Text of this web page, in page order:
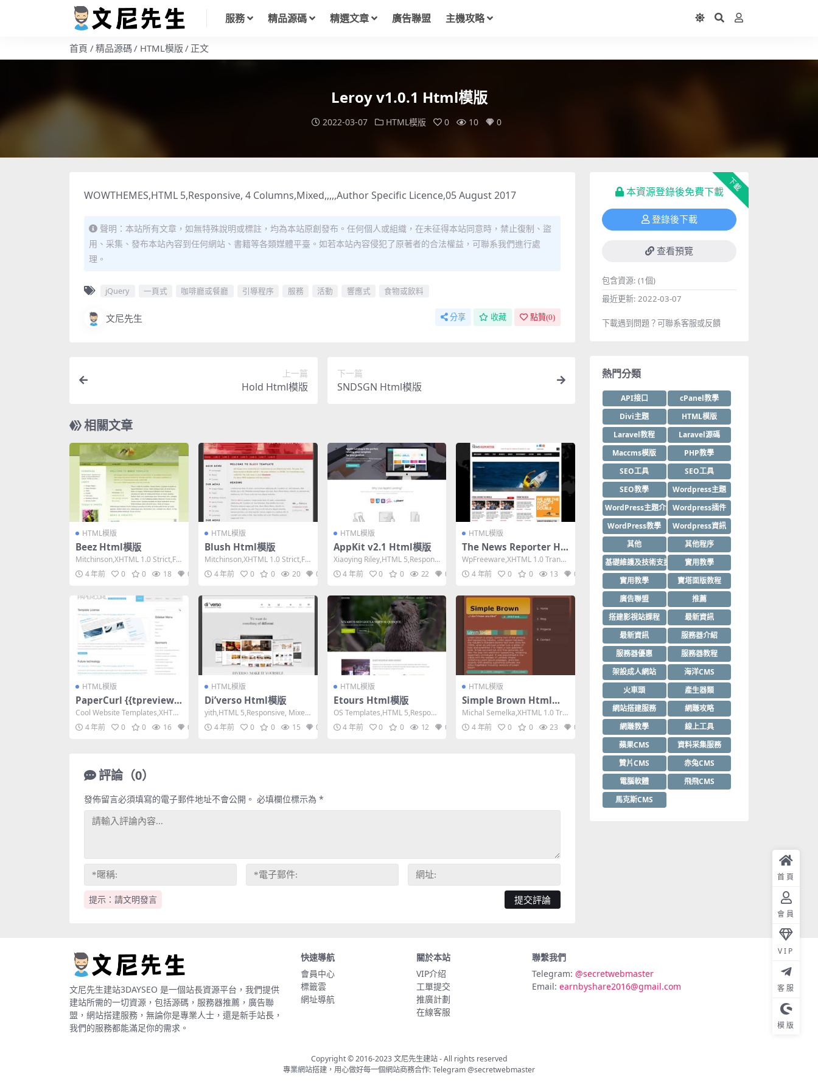
服務 精品源碼 精選文章 廣告聯盟 主機攻略
首頁 精品源碼 HTML模版 正文
Leroy v1.0.1 Html模版
2022-03-07 HTML模版 0 10 0
WOWTHEMES,HTML 5,Responsive, 4 Columns,Mixed,,,,,Author Specific Licence,05 August 2017
聲明：本站所有文章，如無特殊說明或標註，均為本站原創發布。任何個人或組織，在未征得本站同意時，禁止復制、盜
用、采集、發布本站內容到任何網站、書籍等各類媒體平臺。如若本站內容侵犯了原著者的合法權益，可聯系我們進行處
理。
jQuery 一頁式 咖啡廳或餐廳 引導程序 服務 活動 響應式 食物或飲料
文尼先生 分享 收藏 點贊(0)
上一篇
Hold Html模版
下一篇
SNDSGN Html模版
相關文章
HTML模版
Beez Html模版
Mitchinson,XHTML 1.0 Strict,Fix
ed Width,...
4 年前 0 0 18 0
HTML模版
Blush Html模版
Mitchinson,XHTML 1.0 Strict,Fix
ed Width,...
4 年前 0 0 20 0
HTML模版
AppKit v2.1 Html模版
Xiaoying Riley,HTML 5,Responsi
ve, 3 Colu...
4 年前 0 0 22 0
HTML模版
The News Reporter Ht
ml模版
WpFreeware,XHTML 1.0 Transit
ional,Respon...
4 年前 0 0 13 0
HTML模版
PaperCurl {{tpreview}
Html模版
Cool Website Templates,XHTM
L 1.0 Transit...
4 年前 0 0 16 0
HTML模版
Di’verso Html模版
yith,HTML 5,Responsive, Mixed
Columns,Da...
4 年前 0 0 15 0
HTML模版
Etours Html模版
OS Templates,HTML 5,Respons
ive, 4 Column...
4 年前 0 0 12 0
HTML模版
Simple Brown Html模
版
Michal Semelka,XHTML 1.0 Tra
nsitional,Fi...
4 年前 0 0 23 0
評論（0）
提示：請文明發言
發佈留言必須填寫的電子郵件地址不會公開。 必填欄位標示為 *
下載
本資源登錄後免費下載
登錄後下載
查看預覽
包含資源: (1個)
最近更新: 2022-03-07
下載遇到問題？可聯系客服或反饋
熱門分類
API接口
cPanel教學
Divi主題
HTML模版
Laravel教程
Laravel源碼
Maccms模版
PHP教學
SEO工具
SEO工具
SEO教學
Wordpress主題
WordPress主題介紹Wordpress插件
WordPress教學
Wordpress資訊
其他
其他程序
基礎維護及技術支援
實用教學
實用教學
寶塔面版教程
廣告聯盟
推薦
搭建影視站課程
最新資訊
最新資訊
服務器介紹
服務器優惠
服務器教程
架設成人網站
海洋CMS
火車頭
產生器類
網站搭建服務
網賺攻略
網賺教學
線上工具
蘋果CMS
資料采集服務
贊片CMS
赤兔CMS
電腦軟體
飛飛CMS
馬克斯CMS
文尼先生建站3DAYSEO 是一個站長資源平台，我們提供
建站所需的一切資源，包括源碼，服務器推薦，廣告聯
盟，網站搭建服務，無論你是專業人士，還是新手站長，
我們的服務都能滿足你的需求。
快速導航
會員中心
標籤雲
網址導航
關於本站
VIP介绍
工單提交
推廣計劃
在線客服
聯繫我們
Telegram: @secretwebmaster
Email: earnbyshare2016@gmail.com
Copyright © 2016-2023文尼先生建站- All rights reserved
專業網站搭建，用心做好每一個網站商務合作: Telegram@secretwebmaster
首頁
會員
VIP
客服
模版